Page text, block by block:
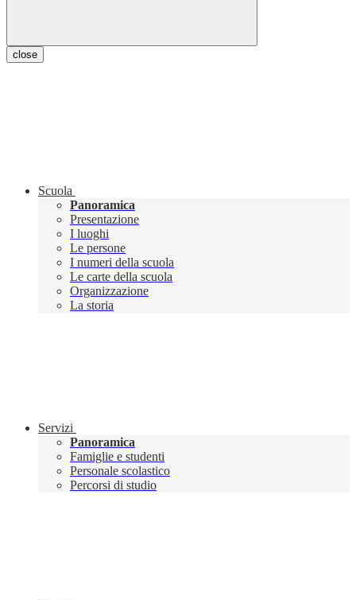
close
Scuola
Panoramica
Presentazione
I luoghi
Le persone
I numeri della scuola
Le carte della scuola
Organizzazione
La storia
Servizi
Panoramica
Famiglie e studenti
Personale scolastico
Percorsi di studio